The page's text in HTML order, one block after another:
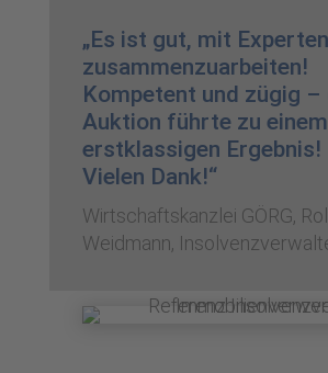
„Es ist gut, mit Experten
zusammenzuarbeiten!
Kompetent und zügig –
Auktion führte zu einem
erstklassigen Ergebnis!
Vielen Dank!“
Wirtschaftskanzlei GÖRG,
Weidmann,